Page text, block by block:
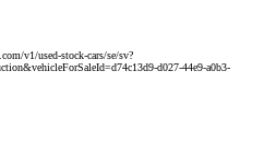
v1/used-stock-cars/se/sv?
d027-44e9-a0b3-